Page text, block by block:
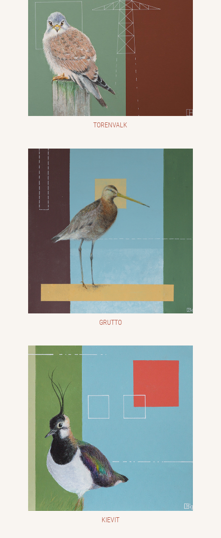
TORENVALK
GRUTTO
KIEVIT